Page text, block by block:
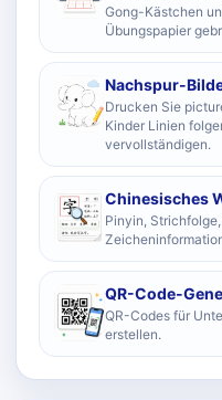
Gong-Kästchen
Übungspapier
Nachspur-
Drucken Sie
Kinder Linien
vervollständigen.
Chinesisches
Pinyin,
QR-Code-
QR-Codes für
erstellen.